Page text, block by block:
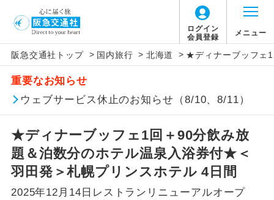
ログイン
会員登録
メニュー
阪急交通社トップ > 国内旅行 > 北海道 > ★ディナーブッフェ
重要なお知らせ
ウェブサービス休止のお知らせ（8/10、8/11）
★ディナーブッフェ1回＋90分飲み放
題＆泊数分のホテル温泉入浴券付★＜
羽田発＞札幌プリンスホテル 4日間
2025年12月14日レストランリニューアルオープ
【国内旅客施設使用料について】
旅行代金に国内旅客施設使用料は含まれてお
りません。別途お支払いが必要となります。
羽田往復：大人900円、子供440円
新千歳往復：大人740円、子供360円
アイコン 説明
添乗員同行
往路出発空港（駅）から復路到着空港
（駅）まで同行します。
現地添乗員同
行
現地到着空港（駅）から最終日出発空港
（駅）まで添乗員が同行します。
バスガイド乗
務
バスガイドが乗務し、車内での観光案内
があります。